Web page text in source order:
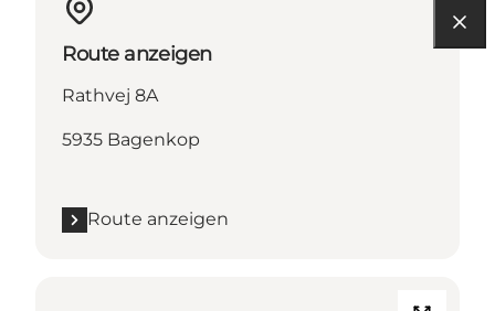
Route anzeigen
Rathvej 8A
5935 Bagenkop
Route anzeigen